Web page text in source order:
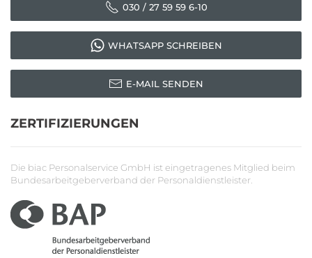
030 / 27 59 59 6-10
WHATSAPP SCHREIBEN
E-MAIL SENDEN
ZERTIFIZIERUNGEN
Die biac Personalservice GmbH ist eingetragenes Mitglied beim
Bundesarbeitgeberverband der Personaldienstleister.